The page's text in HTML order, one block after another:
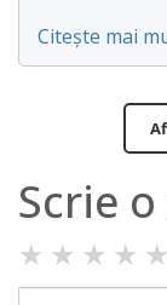
Citește mai
Scrie
★ ★ ★ ★ ★